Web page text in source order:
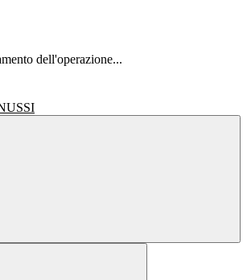
dell'operazione...